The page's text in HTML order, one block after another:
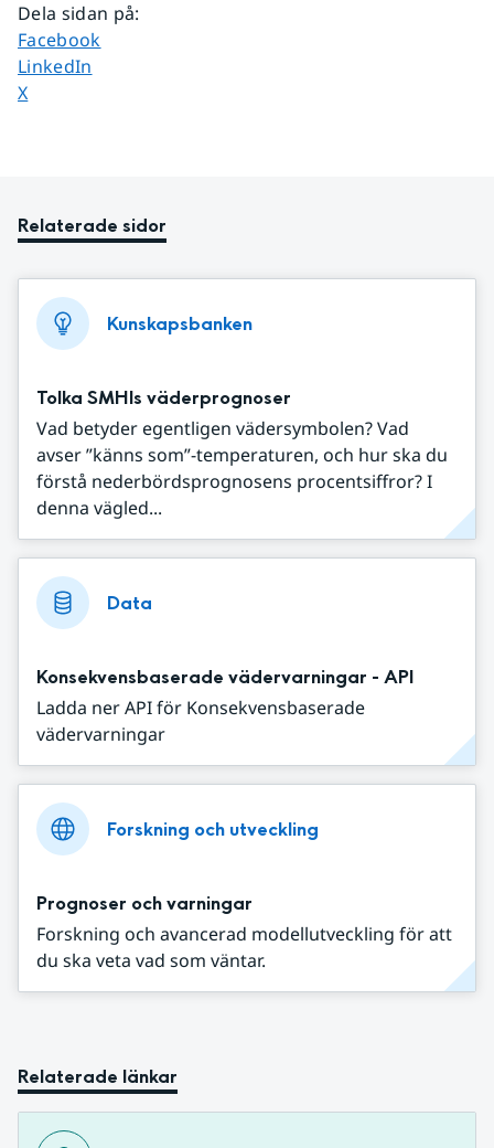
Dela sidan på:
Dela sidan på
Facebook
Dela sidan på
LinkedIn
Dela sidan på
X
Relaterade sidor
Kunskapsbanken
Tolka SMHIs väderprognoser
Vad betyder egentligen vädersymbolen? Vad
avser ”känns som”-temperaturen, och hur ska du
förstå nederbördsprognosens procentsiffror? I
denna vägled...
Data
Konsekvensbaserade vädervarningar - API
Ladda ner API för Konsekvensbaserade
vädervarningar
Forskning och utveckling
Prognoser och varningar
Forskning och avancerad modellutveckling för att
du ska veta vad som väntar.
Relaterade länkar